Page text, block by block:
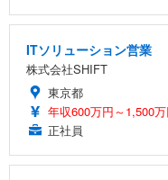
ITソリューション営業
株式会社SHIFT
東京都
年収600万円～1,500
正社員